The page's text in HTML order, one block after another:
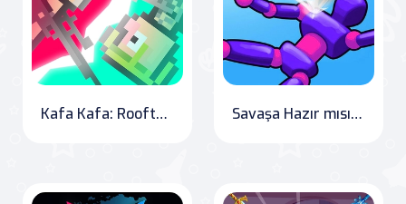
Kafa Kafa: Rooftop Battle Savaşa Hazır mısın? - Knock Rush